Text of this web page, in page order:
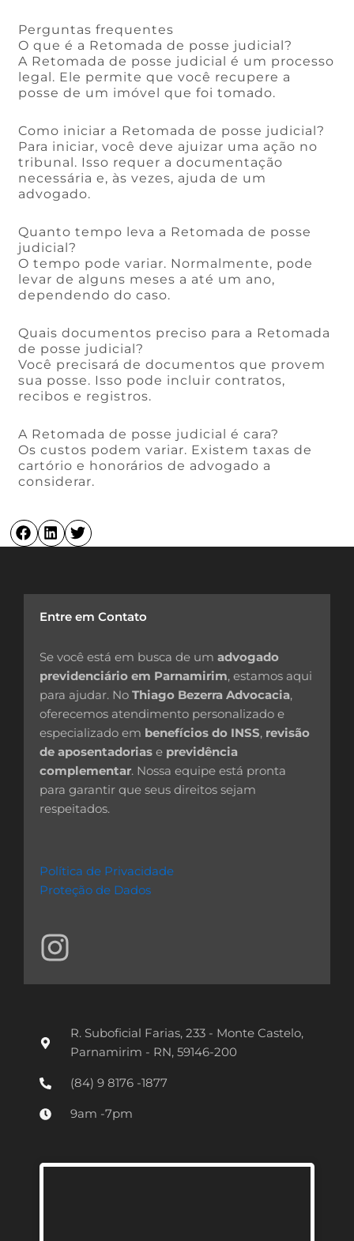
Perguntas frequentes
O que é a Retomada de posse judicial?
A Retomada de posse judicial é um processo
legal. Ele permite que você recupere a
posse de um imóvel que foi tomado.
Como iniciar a Retomada de posse judicial?
Para iniciar, você deve ajuizar uma ação no
tribunal. Isso requer a documentação
necessária e, às vezes, ajuda de um
advogado.
Quanto tempo leva a Retomada de posse
judicial?
O tempo pode variar. Normalmente, pode
levar de alguns meses a até um ano,
dependendo do caso.
Quais documentos preciso para a Retomada
de posse judicial?
Você precisará de documentos que provem
sua posse. Isso pode incluir contratos,
recibos e registros.
A Retomada de posse judicial é cara?
Os custos podem variar. Existem taxas de
cartório e honorários de advogado a
considerar.
Entre em Contato
Se você está em busca de um advogado
previdenciário em Parnamirim, estamos aqui
para ajudar. No Thiago Bezerra Advocacia,
oferecemos atendimento personalizado e
especializado em benefícios do INSS, revisão
de aposentadorias e previdência
complementar. Nossa equipe está pronta
para garantir que seus direitos sejam
respeitados.
Política de Privacidade
Proteção de Dados
I
n
s
g
R. Suboficial Farias, 233 - Monte Castelo,
Parnamirim - RN, 59146-200
(84) 9 8176 -1877
9am -7pm